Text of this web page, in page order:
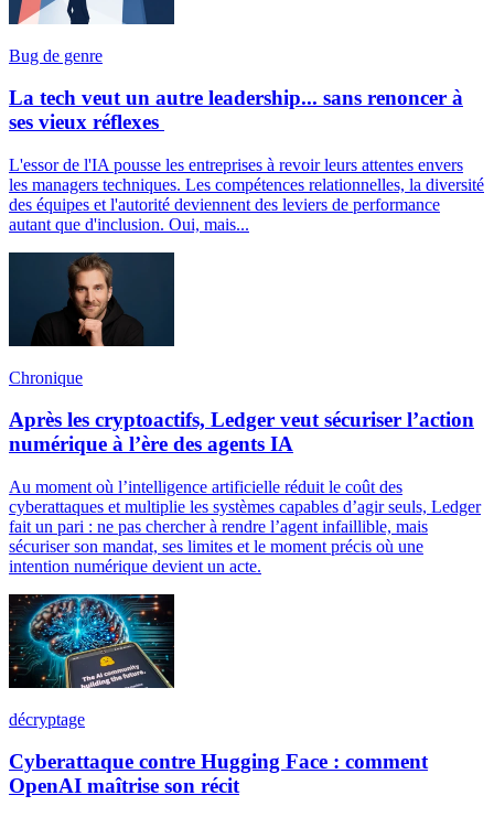
Bug de genre
La tech veut un autre leadership... sans renoncer à
ses vieux réflexes
L'essor de l'IA pousse les entreprises à revoir leurs attentes envers
les managers techniques. Les compétences relationnelles, la diversité
des équipes et l'autorité deviennent des leviers de performance
autant que d'inclusion. Oui, mais...
Chronique
Après les cryptoactifs, Ledger veut sécuriser l’action
numérique à l’ère des agents IA
Au moment où l’intelligence artificielle réduit le coût des
cyberattaques et multiplie les systèmes capables d’agir seuls, Ledger
fait un pari : ne pas chercher à rendre l’agent infaillible, mais
sécuriser son mandat, ses limites et le moment précis où une
intention numérique devient un acte.
décryptage
Cyberattaque contre Hugging Face : comment
OpenAI maîtrise son récit